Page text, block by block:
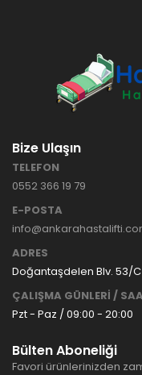
Bize Ulaşın
TELEFON
0552 366 19 79
E-POSTA
ADRES
Doğantaşdelen Blv. 53/
ÇALIŞMA GÜNLERİ /
Pzt - Paz / 09:00 - 20:00
Bülten Aboneliği
Favori ürünlerinizden